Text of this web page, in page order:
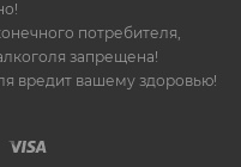
потребителя,
запрещена!
вредит вашему здоровью!